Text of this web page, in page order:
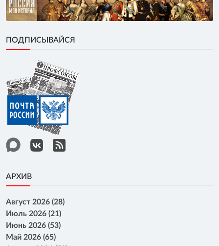
ПОДПИСЫВАЙСЯ
АРХИВ
Август 2026 (28)
Июль 2026 (21)
Июнь 2026 (53)
Май 2026 (65)